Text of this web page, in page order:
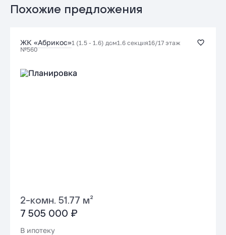
Похожие предложения
ЖК «Абрикос»1 (1.5 - 1.6) дом1.6 секция16/17 этаж
№560
2-комн. 51.77 м²
7 505 000 ₽
В ипотеку